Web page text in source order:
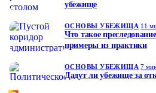
убежище
ОСНОВЫ УБЕЖИЩА 11
Что такое
примеры из практики
ОСНОВЫ УБЕЖИЩА 7
Дадут ли убежище за